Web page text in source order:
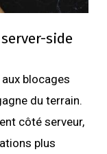
side
blocages
du terrain.
côté serveur,
plus